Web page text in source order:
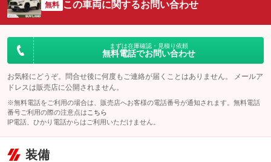
無料 この車両に関するお問い合わせ
まずは在庫確認・見積り依頼
無料電話でお問い合わせ
お気軽にどうぞ。問合せ後に何度もご連絡が届くことはありません。 メールア
ドレスは販売店に公開されません。
※無料電話をご利用の場合は、販売店へお客様の電話番号が通知されます。無料電話
番号ご利用の際の注意点は こちら
IP電話、ひかり電話からはご利用いただけません。
装備